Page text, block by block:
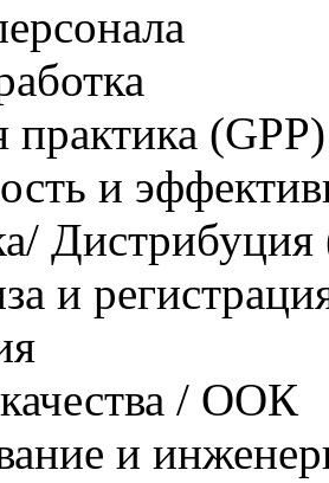
практика (GPP)
и
и
/ ООК
и